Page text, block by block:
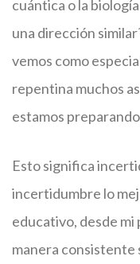
cuántica o la
una dirección
vemos como
repentina muchos
estamos
Esto significa
incertidumbre lo
educativo, desde
manera consistente